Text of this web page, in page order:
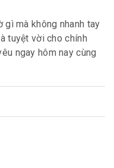
gì mà không nhanh tay
tuyệt vời cho chính
ngay hôm nay cùng